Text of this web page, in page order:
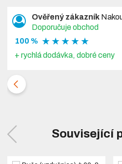
Ověřený zákazník
Doporučuje obchod
100 % ★ ★ ★ ★ ★
+ rychlá dodávka, dobré ceny
Související